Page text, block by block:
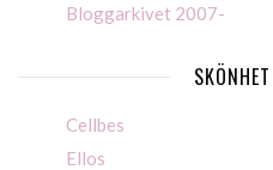
Bloggarkivet 2007-
Cellbes
Ellos